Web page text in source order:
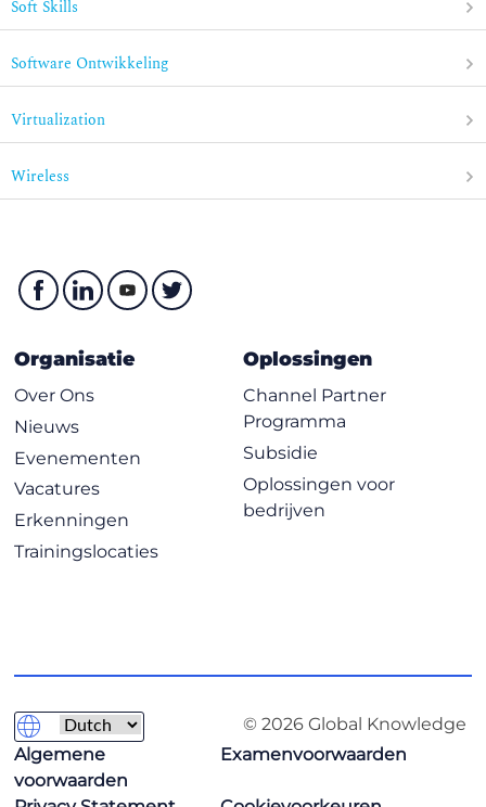
Soft Skills
Software Ontwikkeling
Virtualization
Wireless
Organisatie
Over Ons
Nieuws
Evenementen
Vacatures
Erkenningen
Trainingslocaties
Oplossingen
Channel Partner
Programma
Subsidie
Oplossingen voor
bedrijven
© 2026 Global Knowledge
Algemene
voorwaarden
Examenvoorwaarden